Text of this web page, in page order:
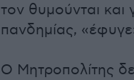
τον θυμούνται και
πανδημίας,
Ο Μητροπολίτης